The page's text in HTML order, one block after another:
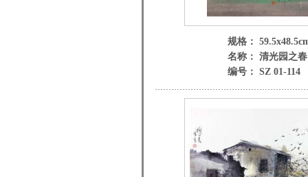
规格：
名称： 清光园之春
编号： SZ 01-114